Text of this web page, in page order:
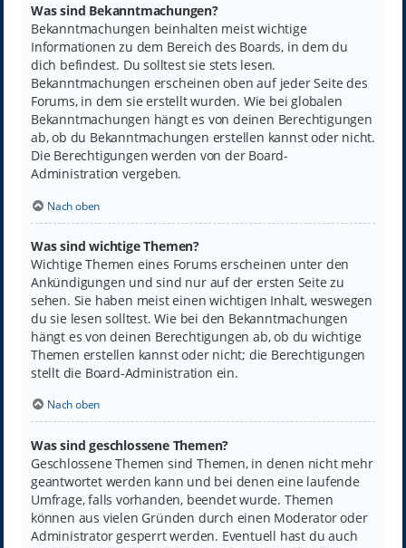
Was sind Bekanntmachungen?
Bekanntmachungen beinhalten meist wichtige
Informationen zu dem Bereich des Boards, in dem du
dich befindest. Du solltest sie stets lesen.
Bekanntmachungen erscheinen oben auf jeder Seite des
Forums, in dem sie erstellt wurden. Wie bei globalen
Bekanntmachungen hängt es von deinen Berechtigungen
ab, ob du Bekanntmachungen erstellen kannst oder nicht.
Die Berechtigungen werden von der Board-
Administration vergeben.
Nach oben
Was sind wichtige Themen?
Wichtige Themen eines Forums erscheinen unter den
Ankündigungen und sind nur auf der ersten Seite zu
sehen. Sie haben meist einen wichtigen Inhalt, weswegen
du sie lesen solltest. Wie bei den Bekanntmachungen
hängt es von deinen Berechtigungen ab, ob du wichtige
Themen erstellen kannst oder nicht; die Berechtigungen
stellt die Board-Administration ein.
Nach oben
Was sind geschlossene Themen?
Geschlossene Themen sind Themen, in denen nicht mehr
geantwortet werden kann und bei denen eine laufende
Umfrage, falls vorhanden, beendet wurde. Themen
können aus vielen Gründen durch einen Moderator oder
Administrator gesperrt werden. Eventuell hast du auch